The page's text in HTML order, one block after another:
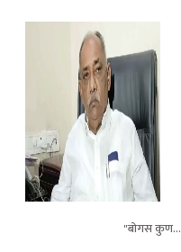
                                    "बोगस कुणबी
प्रमाणपत्र पेश करने वालों को मिले